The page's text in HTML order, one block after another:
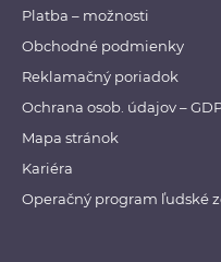
Platba – možnosti
Obchodné podmienky
Reklamačný poriadok
Ochrana osob. údajov –
Mapa stránok
Kariéra
Operačný program ľudské